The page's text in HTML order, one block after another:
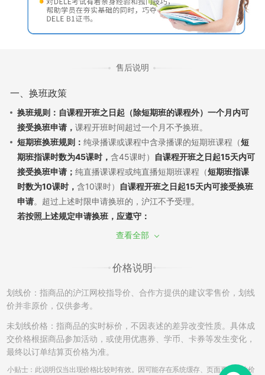
售后说明
一、换班政策
换班规则：自课程开班之日起（除短期班的课程外）一个月内可
接受换班申请， 课程开班时间超过一个月不予换班。
短期班换班规则： 纯录播课或课程中含录播课的短期班课程（短
期班指课时数为45课时， 含45课时）
自课程开班之日起15天内可
接受换班申请； 纯直播课课程或纯直播短期班课程（短期班指课
时数为10课时， 含10课时）
自课程开班之日起15天内可接受换班
申请。超过上述时限申请换班的，沪江不予受理。
若按照上述规定申请换班，应遵守：
（1）换班需经过学员申请和沪江审批，换班差价需遵循现行售后
录，可申请换班至该课程的其他班级，差价不退不补。
（2）如产生课程换班，开通课程时使用消耗的学习卡/优惠券将
不能再次使用，亦不能在置换的班级中进行抵扣课程费用。
（3）开通的课程只有一次换班机会，已申请并成功更换的课程不
再接受换班申请。另外，成功换班后的课程，不再享有申请退班
的权利。例如A课程-->B课程，B课程不能再次申请更换和退班。
（4）更换课程中，若申请由课程费用低的班级换至为课程费用高
查看全部
价格说明
划线价：指商品的沪江网校指导价、合作方提供的建议零售价，划线
价并非原价，仅供参考。
未划线价格：指商品的实时标价，不因表述的差异改变性质。具体成
交价格根据商品参加活动，或使用优惠券、学币、卡券等发生变化，
最终以订单结算页价格为准。
小贴士：此说明仅当出现价格比较时有效。因可能存在系统缓存、页面更新导致价